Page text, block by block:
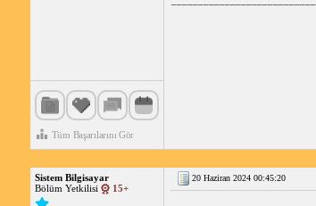
Tüm Başarılarını Gör
Sistem Bilgisayar
Bölüm Yetkilisi
15+
20 Haziran 2024 00:45:20